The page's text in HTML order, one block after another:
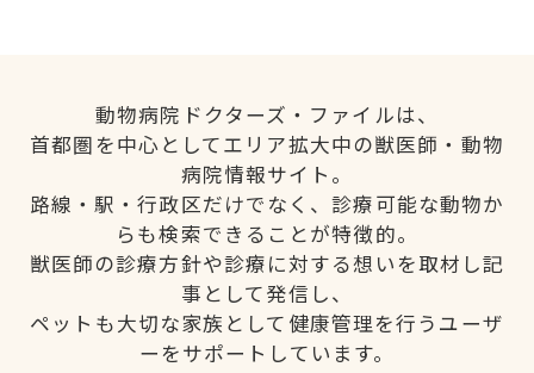
動物病院ドクターズ・ファイルは、
首都圏を中心としてエリア拡大中の獣医師・動物
病院情報サイト。
路線・駅・行政区だけでなく、診療可能な動物か
らも検索できることが特徴的。
獣医師の診療方針や診療に対する想いを取材し記
事として発信し、
ペットも大切な家族として健康管理を行うユーザ
ーをサポートしています。